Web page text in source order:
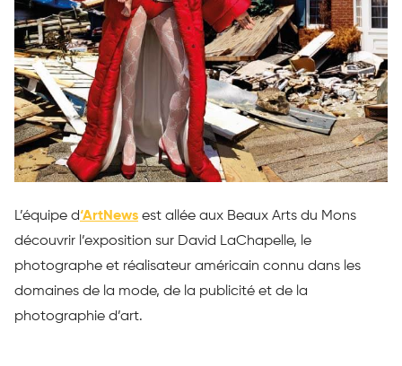
L’équipe d‘ArtNews est allée aux Beaux Arts du Mons
découvrir l’exposition sur David LaChapelle, le
photographe et réalisateur américain connu dans les
domaines de la mode, de la publicité et de la
photographie d’art.